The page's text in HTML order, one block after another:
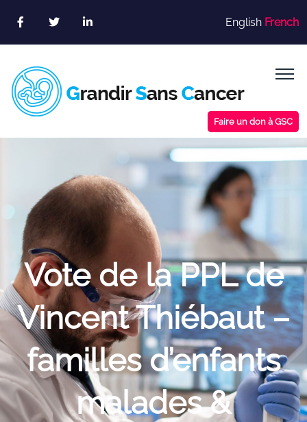
content
English French
Faire un don à GSC
Vote de la PPL de
Vincent Thiébaut –
familles d’enfants
malades &